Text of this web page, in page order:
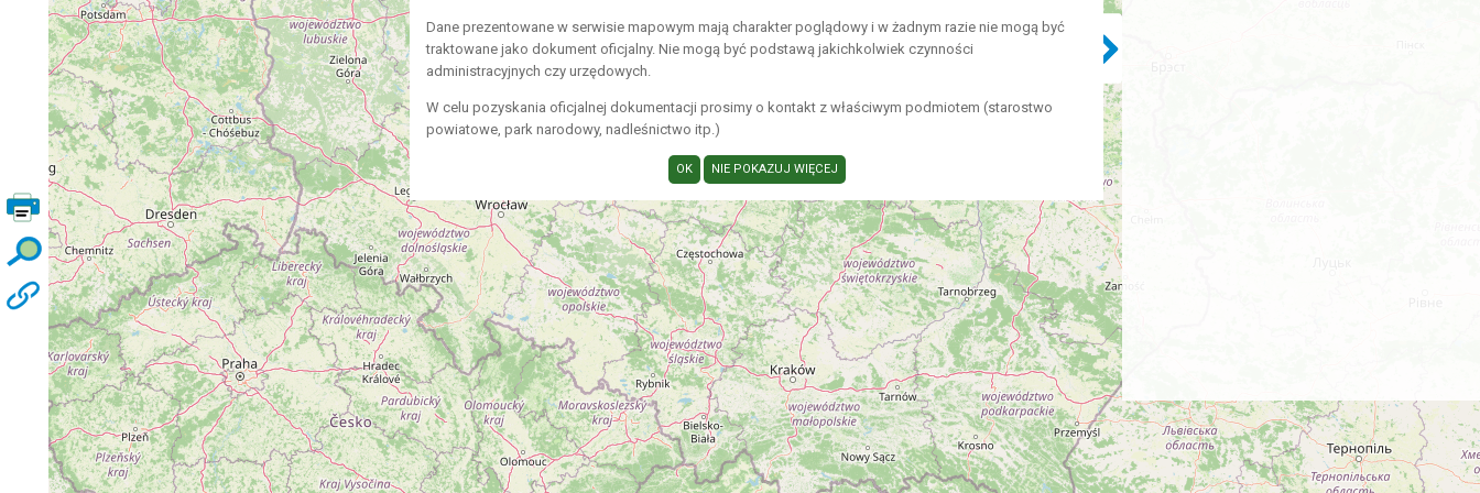
Dane prezentowane w serwisie mapowym mają charakter poglądowy i w żadnym razie nie mogą być
traktowane jako dokument oficjalny. Nie mogą być podstawą jakichkolwiek czynności
administracyjnych czy urzędowych.
W celu pozyskania oficjalnej dokumentacji prosimy o kontakt z właściwym podmiotem (starostwo
powiatowe, park narodowy, nadleśnictwo itp.)